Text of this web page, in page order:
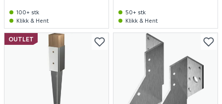
100+ stk
Klikk & Hent
50+ stk
Klikk & Hent
OUTLET